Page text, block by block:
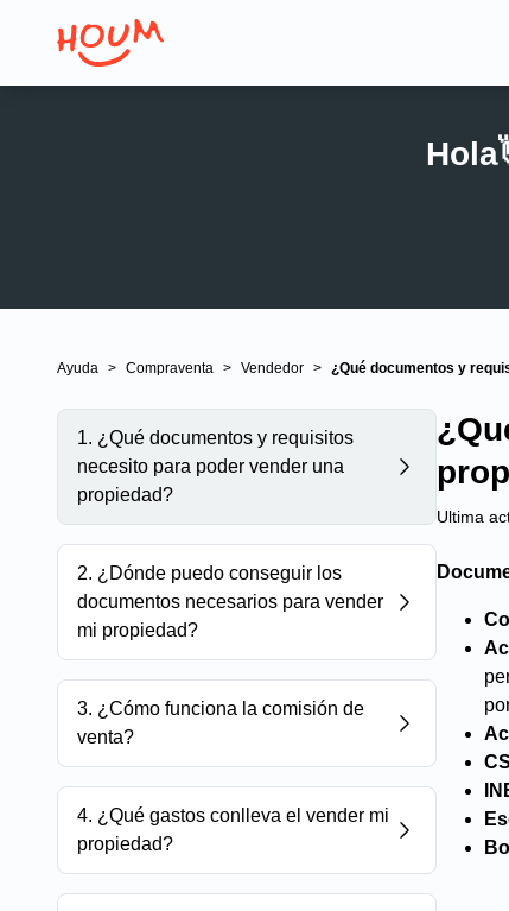
Ayuda > Compraventa > Vendedor > ¿Qué documentos y
1. ¿Qué documentos y requisitos
necesito para poder vender una
propiedad?
2. ¿Dónde puedo conseguir los
documentos necesarios para vender
mi propiedad?
3. ¿Cómo funciona la comisión de
venta?
4. ¿Qué gastos conlleva el vender mi
propiedad?
Ultima